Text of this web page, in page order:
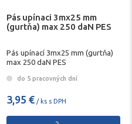
Pás upínaci 3mx25 mm
(gurtňa) max 250 daN PES
Pás upínací 3mx25 mm (gurtňa)
max 250 daN PES
do 5 pracovných dní
3,95 € / ks s DPH